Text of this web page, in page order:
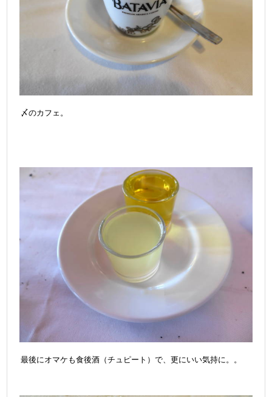
〆のカフェ。
最後にオマケも食後酒（チュピート）で、更にいい気持に。。